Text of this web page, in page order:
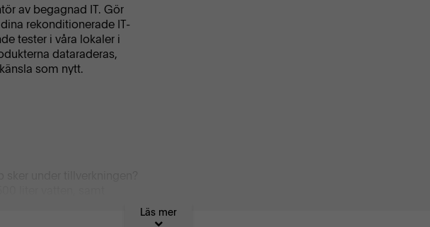
av begagnad IT. Gör
rekonditionerade IT-
tester i våra lokaler i
dataraderas,
som nytt.
Läs mer